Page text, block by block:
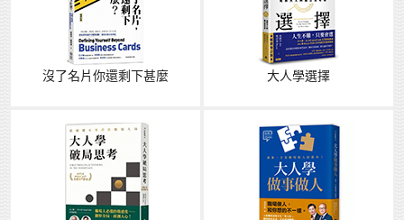
沒了名片你還剩下甚麼 大人學選擇